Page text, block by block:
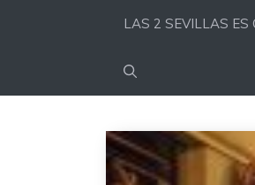
LAS 2 SEVILLAS ES